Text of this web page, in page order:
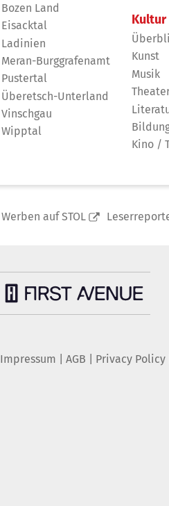
Bozen Land
Eisacktal
Ladinien
Meran-Burggrafenamt
Pustertal
Überetsch-Unterland
Vinschgau
Wipptal
Kultur
Kunst
Musik
Kino /
Werben auf STOL
Impressum AGB Privacy Policy|